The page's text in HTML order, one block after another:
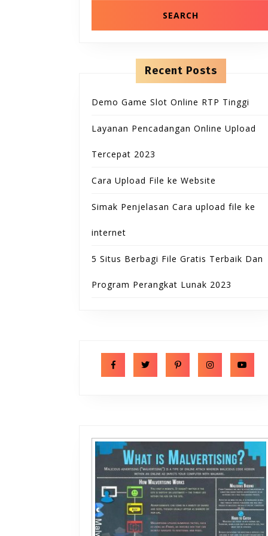
Recent Posts
Demo Game Slot Online RTP Tinggi
Layanan Pencadangan Online Upload
Tercepat 2023
Cara Upload File ke Website
Simak Penjelasan Cara upload file ke
internet
5 Situs Berbagi File Gratis Terbaik Dan
Program Perangkat Lunak 2023
Facebook Twitter Pinterest Instagram